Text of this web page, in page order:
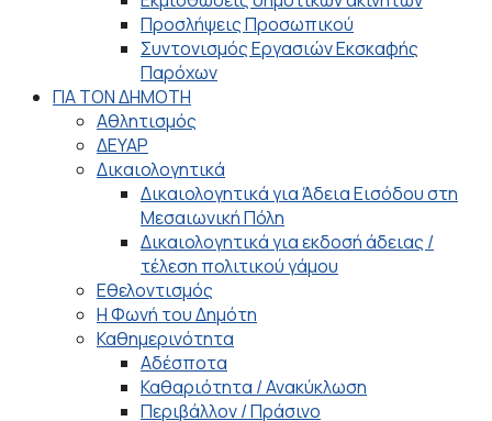
Προσλήψεις Προσωπικού
Συντονισμός Εργασιών Εκσκαφής
Παρόχων
ΓΙΑ ΤΟΝ ΔΗΜΟΤΗ
Αθλητισμός
ΔΕΥΑΡ
Δικαιολογητικά
Δικαιολογητικά για Άδεια Εισόδου στη
Μεσαιωνική Πόλη
Δικαιολογητικά για εκδοσή άδειας /
τέλεση πολιτικού γάμου
Εθελοντισμός
Η Φωνή του Δημότη
Καθημερινότητα
Αδέσποτα
Καθαριότητα / Ανακύκλωση
Περιβάλλον / Πράσινο